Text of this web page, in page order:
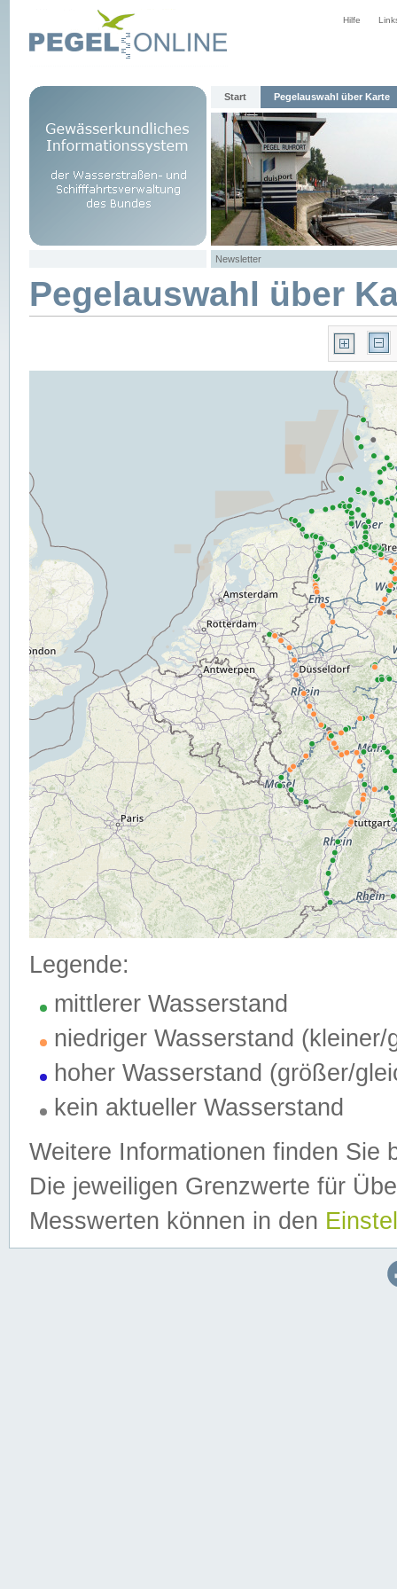
Hilfe
Start Pegelauswahl über Karte
Newsletter
Pegelauswahl über
Legende:
mittlerer Wasserstand
niedriger Wasserstand (kleiner/
hoher Wasserstand (größer/
kein aktueller Wasserstand
Weitere Informationen finden Sie
Die jeweiligen Grenzwerte für
Messwerten können in den